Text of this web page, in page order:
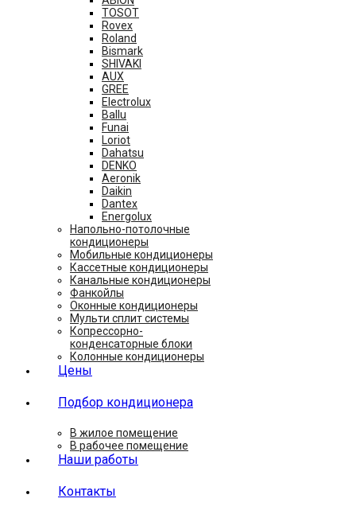
TOSOT
Rovex
Roland
Bismark
SHIVAKI
AUX
GREE
Electrolux
Ballu
Funai
Loriot
Dahatsu
DENKO
Aeronik
Daikin
Dantex
Energolux
Напольно-потолочные
кондиционеры
Мобильные кондиционеры
Кассетные кондиционеры
Канальные кондиционеры
Фанкойлы
Оконные кондиционеры
Мульти сплит системы
Копрессорно-
конденсаторные блоки
Колонные кондиционеры
Цены
Подбор кондиционера
В жилое помещение
В рабочее помещение
Наши работы
Контакты